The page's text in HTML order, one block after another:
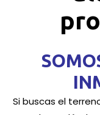
Si buscas el